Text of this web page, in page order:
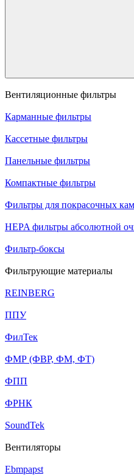
Вентиляционные фильтры
Карманные фильтры
Кассетные фильтры
Панельные фильтры
Компактные фильтры
Фильтры для покрасочных
HEPA фильтры абсолютной
Фильтр-боксы
Фильтрующие материалы
REINBERG
ППУ
ФилТек
ФМР (ФВР, ФМ, ФТ)
ФПП
ФРНК
SoundTek
Вентиляторы
Ebmpapst